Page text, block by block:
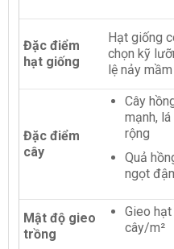
Đặc điểm
hạt giống
Hạt giống
chọn kỹ
lệ nảy
Đặc điểm
cây
Cây
mạnh,
rộng
Quả
ngọt
Mật độ gieo
trồng
Gieo
cây/m²